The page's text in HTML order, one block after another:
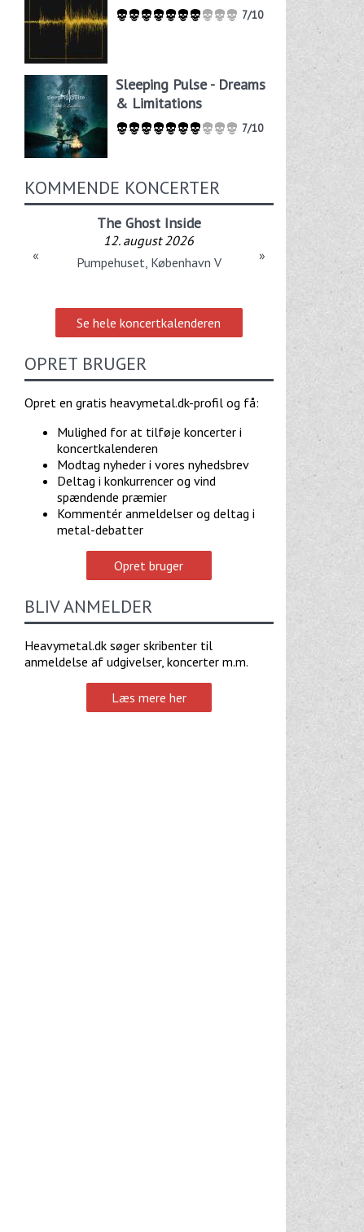
7/10
Sleeping Pulse - Dreams
& Limitations
7/10
KOMMENDE KONCERTER
The Ghost Inside
12. august 2026
Pumpehuset, København V
« »
Se hele koncertkalenderen
OPRET BRUGER
Opret en gratis heavymetal.dk-profil og få:
Mulighed for at tilføje koncerter i
koncertkalenderen
Modtag nyheder i vores nyhedsbrev
Deltag i konkurrencer og vind
spændende præmier
Kommentér anmeldelser og deltag i
metal-debatter
Opret bruger
BLIV ANMELDER
Heavymetal.dk søger skribenter til
anmeldelse af udgivelser, koncerter m.m.
Læs mere her